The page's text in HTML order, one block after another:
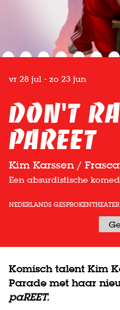
Don't
paREET
Kim Karssen /
vr 28 jul - zo 23 jun
Een absurdistische
NEDERLANDS GESPROKENTHEATER
Komisch talent Kim
Parade met haar
paREET.